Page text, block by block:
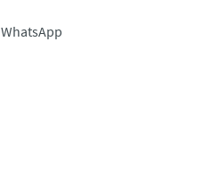
WhatsApp